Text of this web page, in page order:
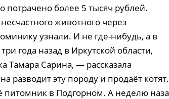
потрачено более 5 тысяч рублей.
животного через
узнали. И не где-нибудь, а в
года назад в Иркутской области,
Тамара Сарина, — рассказала
эту породу и продаёт котят.
питомник в Подгорном. А неделю